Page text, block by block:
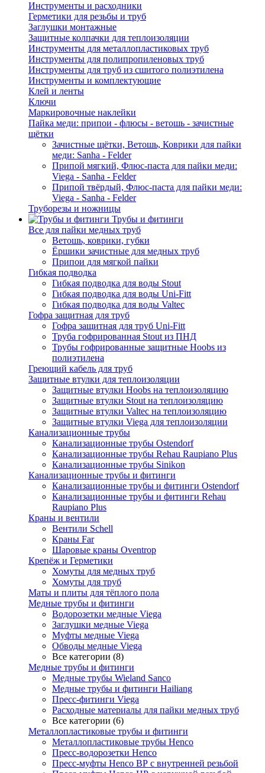
Инструменты и расходники
Герметики для резьбы и труб
Заглушки монтажные
Защитные колпачки для теплоизоляции
Инструменты для металлопластиковых труб
Инструменты для полипропиленовых труб
Инструменты для труб из сшитого полиэтилена
Инструменты и комплектующие
Клей и ленты
Ключи
Маркировочные наклейки
Пайка меди: припои - флюсы - ветошь - зачистные
щётки
Зачистные щётки, Ветошь, Коврики для пайки
меди: Sanha - Felder
Припой мягкий, Флюс-паста для пайки меди:
Viega - Sanha - Felder
Припой твёрдый, Флюс-паста для пайки меди:
Viega - Sanha - Felder
Труборезы и ножницы
Трубы и фитинги
Все для пайки медных труб
Ветошь, коврики, губки
Ёршики зачистные для медных труб
Припои для мягкой пайки
Гибкая подводка
Гибкая подводка для воды Stout
Гибкая подводка для воды Uni-Fitt
Гибкая подводка для воды Valtec
Гофра защитная для труб
Гофра защитная для труб Uni-Fitt
Труба гофрированная Stout из ПНД
Трубы гофрированные защитные Hoobs из
полиэтилена
Греющий кабель для труб
Защитные втулки для теплоизоляции
Защитные втулки Hoobs на теплоизоляцию
Защитные втулки Stout на теплоизоляцию
Защитные втулки Valtec на теплоизоляцию
Защитные втулки Viega для теплоизоляции
Канализационные трубы
Канализационные трубы Ostendorf
Канализационные трубы Rehau Raupiano Plus
Канализационные трубы Sinikon
Канализационные трубы и фитинги
Канализационные трубы и фитинги Ostendorf
Канализационные трубы и фитинги Rehau
Raupiano Plus
Краны и вентили
Вентили Schell
Краны Far
Шаровые краны Oventrop
Крепёж и Герметики
Хомуты для медных труб
Хомуты для труб
Маты и плиты для тёплого пола
Медные трубы и фитинги
Водорозетки медные Viega
Заглушки медные Viega
Муфты медные Viega
Обводы медные Viega
Все категории (8)
Медные трубы и фитинги
Медные трубы Wieland Sanco
Медные трубы и фитинги Hailiang
Пресс-фитинги Viega
Расходные материалы для пайки медных труб
Все категории (6)
Металлопластиковые трубы и фитинги
Металлопластиковые трубы Henco
Пресс-водорозетки Henco
Пресс-муфты Henco ВР с внутренней резьбой